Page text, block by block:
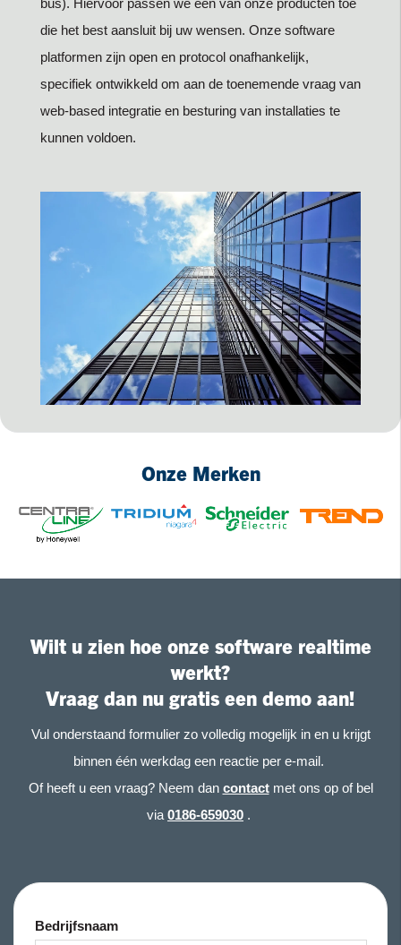
die het best aansluit bij uw wensen. Onze software
platformen zijn open en protocol onafhankelijk,
specifiek ontwikkeld om aan de toenemende vraag van
web-based integratie en besturing van installaties te
kunnen voldoen.
Onze Merken
Wilt u zien hoe onze software realtime
werkt?
Vraag dan nu gratis een demo aan!
Vul onderstaand formulier zo volledig mogelijk in en u krijgt
binnen één werkdag een reactie per e-mail.
Of heeft u een vraag? Neem dan contactmet ons op of bel
via 0186-659030 .
Bedrijfsnaam